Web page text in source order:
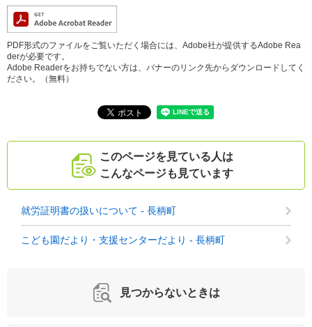
PDF形式のファイルをご覧いただく場合には、Adobe社が提供するAdobe Rea
derが必要です。
Adobe Readerをお持ちでない方は、バナーのリンク先からダウンロードしてく
ださい。（無料）
このページを見ている人は
こんなページも見ています
就労証明書の扱いについて - 長柄町
こども園だより・支援センターだより - 長柄町
見つからないときは